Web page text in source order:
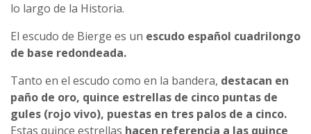
lo largo de la Historia.
El escudo de Bierge es un escudo español cuadrilongo
de base redondeada.
Tanto en el escudo como en la bandera, destacan en
paño de oro, quince estrellas de cinco puntas de
gules (rojo vivo), puestas en tres palos de a cinco.
Estas quince estrellas hacen referencia a las quince